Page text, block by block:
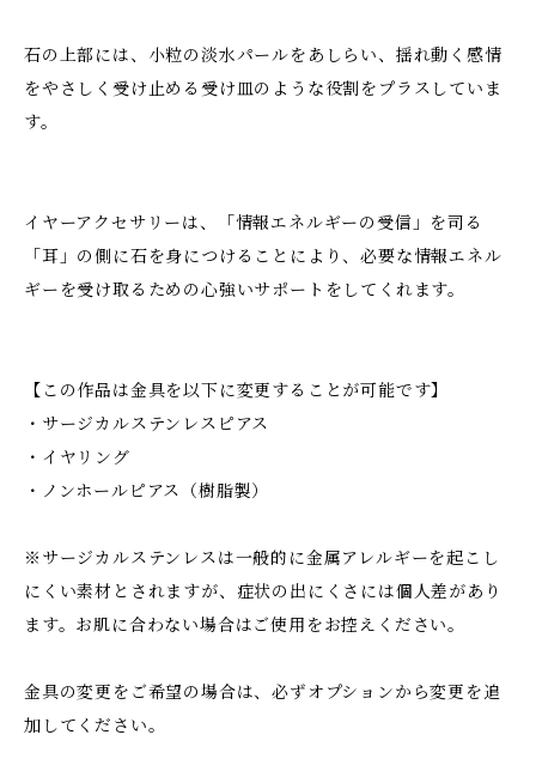
石の上部には、小粒の淡水パールをあしらい、揺れ動く感情
をやさしく受け止める受け皿のような役割をプラスしていま
す。
イヤーアクセサリーは、「情報エネルギーの受信」を司る
「耳」の側に石を身につけることにより、必要な情報エネル
ギーを受け取るための心強いサポートをしてくれます。
【この作品は金具を以下に変更することが可能です】
・サージカルステンレスピアス
・イヤリング
・ノンホールピアス（樹脂製）
※サージカルステンレスは一般的に金属アレルギーを起こし
にくい素材とされますが、症状の出にくさには個人差があり
ます。お肌に合わない場合はご使用をお控えください。
金具の変更をご希望の場合は、必ずオプションから変更を追
加してください。